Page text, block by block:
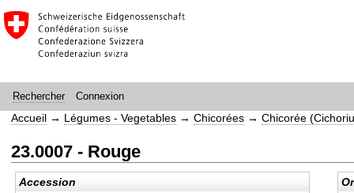
Rechercher Connexion
Accueil → Légumes - Vegetables →Chicorées →Chicorée
23.0007 - Rouge
Accession